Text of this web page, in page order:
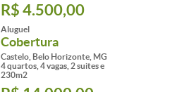
R$ 4.500,00
Aluguel
Cobertura
Castelo, Belo Horizonte, MG
4 quartos, 4 vagas, 2 suites e
230m2